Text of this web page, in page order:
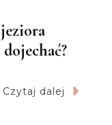
Czytaj dalej